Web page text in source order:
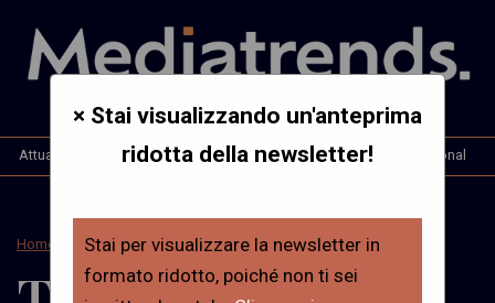
Attualità Opinioni & Analisi Interviste Mt. International
Home Attualità
× Stai visualizzando un'anteprima
ridotta della newsletter!
Stai per visualizzare la newsletter in
formato ridotto, poiché non ti sei